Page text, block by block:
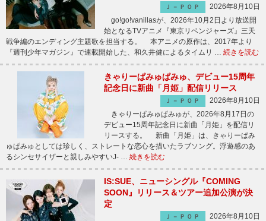
Ｊ－ＰＯＰ
2026年8月10日
go!go!vanillasが、2026年10月2日より放送開
始となるTVアニメ『東京リベンジャーズ』三天
戦争編のエンディング主題歌を担当する。 本アニメの原作は、2017年より
『週刊少年マガジン』で連載開始した、和久井健によるタイムリ … 続きを読む
きゃりーぱみゅぱみゅ、デビュー15周年
記念日に新曲「月姫」配信リリース
Ｊ－ＰＯＰ
2026年8月10日
きゃりーぱみゅぱみゅが、2026年8月17日の
デビュー15周年記念日に新曲「月姫」を配信リ
リースする。 新曲「月姫」は、きゃりーぱみ
ゅぱみゅとしては珍しく、ストレートな恋心を描いたラブソング。浮遊感のあ
るシンセサイザーと親しみやすいJ- … 続きを読む
IS:SUE、ニューシングル『COMING
SOON』リリース＆ツアー追加公演が決
定
Ｊ－ＰＯＰ
2026年8月10日